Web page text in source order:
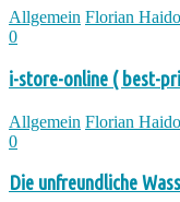
Allgemein Florian
0
i-store-online ( best-
Allgemein Florian
0
Die unfreundliche